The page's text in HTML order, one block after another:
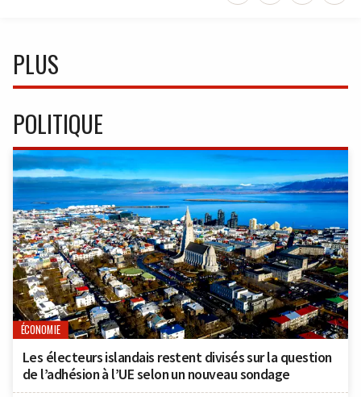
PLUS
POLITIQUE
ÉCONOMIE
Les électeurs islandais restent divisés sur la question
de l’adhésion à l’UE selon un nouveau sondage